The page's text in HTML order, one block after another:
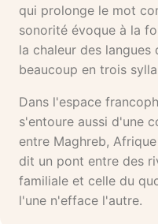
qui prolonge le mot
sonorité évoque à la
la chaleur des langues
beaucoup en trois
Dans l'espace
s'entoure aussi d'une
entre Maghreb,
dit un pont entre des
familiale et celle du
l'une n'efface l'autre.